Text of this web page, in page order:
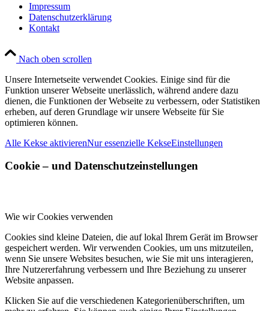
Impressum
Datenschutzerklärung
Kontakt
Nach oben scrollen
Unsere Internetseite verwendet Cookies. Einige sind für die
Funktion unserer Webseite unerlässlich, während andere dazu
dienen, die Funktionen der Webseite zu verbessern, oder Statistiken
erheben, auf deren Grundlage wir unsere Webseite für Sie
optimieren können.
Alle Kekse aktivierenNur essenzielle KekseEinstellungen
Cookie – und Datenschutzeinstellungen
Wie wir Cookies verwenden
Cookies sind kleine Dateien, die auf lokal Ihrem Gerät im Browser
gespeichert werden. Wir verwenden Cookies, um uns mitzuteilen,
wenn Sie unsere Websites besuchen, wie Sie mit uns interagieren,
Ihre Nutzererfahrung verbessern und Ihre Beziehung zu unserer
Website anpassen.
Klicken Sie auf die verschiedenen Kategorienüberschriften, um